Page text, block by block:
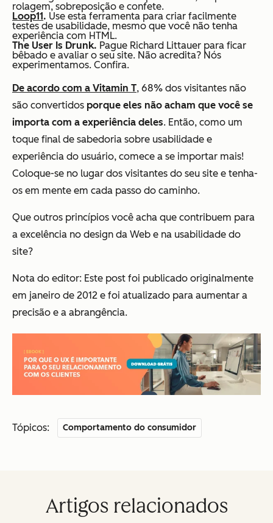
rolagem, sobreposição e confete.
Loop11. Use esta ferramenta para criar facilmente
testes de usabilidade, mesmo que você não tenha
experiência com HTML.
The User Is Drunk. Pague Richard Littauer para ficar
bêbado e avaliar o seu site. Não acredita? Nós
experimentamos. Confira.
De acordo com a Vitamin T, 68% dos visitantes não
são convertidos porque eles não acham que você se
importa com a experiência deles. Então, como um
toque final de sabedoria sobre usabilidade e
experiência do usuário, comece a se importar mais!
Coloque-se no lugar dos visitantes do seu site e tenha-
os em mente em cada passo do caminho.
Que outros princípios você acha que contribuem para
a excelência no design da Web e na usabilidade do
site?
Nota do editor: Este post foi publicado originalmente
em janeiro de 2012 e foi atualizado para aumentar a
precisão e a abrangência.
Tópicos: Comportamento do consumidor
Artigos relacionados